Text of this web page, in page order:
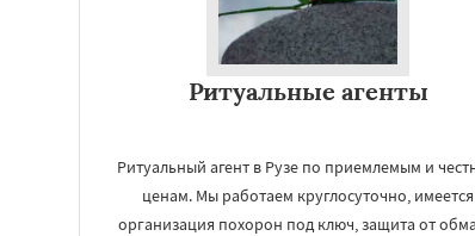
Ритуальные агенты
Ритуальный агент в Рузе по приемлемым и
ценам. Мы работаем круглосуточно, имеется
организация похорон под ключ, защита от